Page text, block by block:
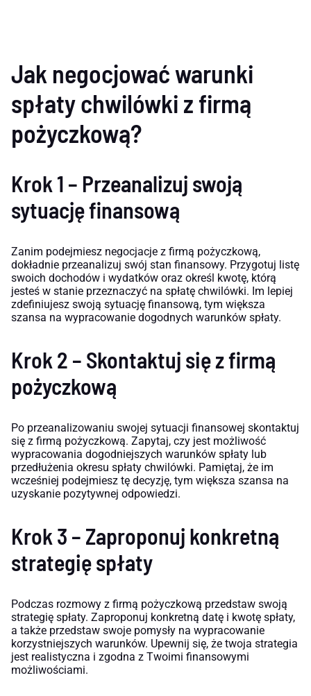
Jak negocjować warunki
spłaty chwilówki z firmą
pożyczkową?
Krok 1 – Przeanalizuj swoją
sytuację finansową
Zanim podejmiesz negocjacje z firmą pożyczkową,
dokładnie przeanalizuj swój stan finansowy. Przygotuj listę
swoich dochodów i wydatków oraz określ kwotę, którą
jesteś w stanie przeznaczyć na spłatę chwilówki. Im lepiej
zdefiniujesz swoją sytuację finansową, tym większa
szansa na wypracowanie dogodnych warunków spłaty.
Krok 2 – Skontaktuj się z firmą
pożyczkową
Po przeanalizowaniu swojej sytuacji finansowej skontaktuj
się z firmą pożyczkową. Zapytaj, czy jest możliwość
wypracowania dogodniejszych warunków spłaty lub
przedłużenia okresu spłaty chwilówki. Pamiętaj, że im
wcześniej podejmiesz tę decyzję, tym większa szansa na
uzyskanie pozytywnej odpowiedzi.
Krok 3 – Zaproponuj konkretną
strategię spłaty
Podczas rozmowy z firmą pożyczkową przedstaw swoją
strategię spłaty. Zaproponuj konkretną datę i kwotę spłaty,
a także przedstaw swoje pomysły na wypracowanie
korzystniejszych warunków. Upewnij się, że twoja strategia
jest realistyczna i zgodna z Twoimi finansowymi
możliwościami.